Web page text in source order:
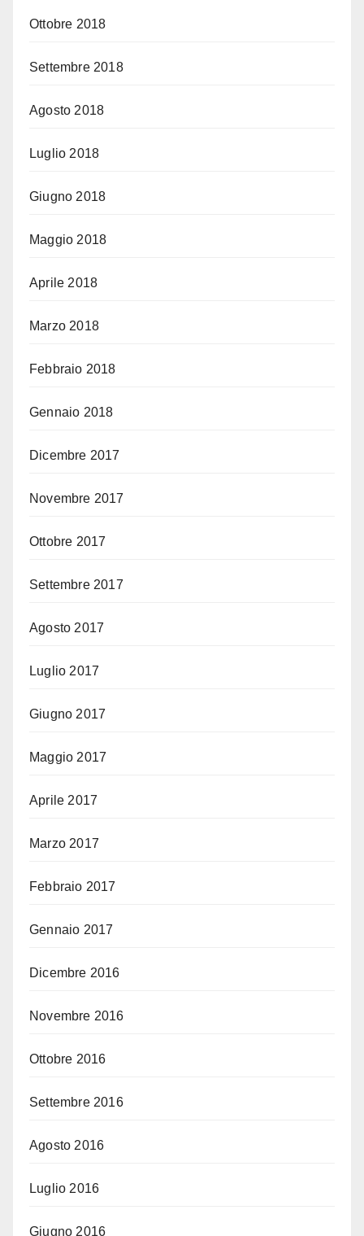
Ottobre 2018
Settembre 2018
Agosto 2018
Luglio 2018
Giugno 2018
Maggio 2018
Aprile 2018
Marzo 2018
Febbraio 2018
Gennaio 2018
Dicembre 2017
Novembre 2017
Ottobre 2017
Settembre 2017
Agosto 2017
Luglio 2017
Giugno 2017
Maggio 2017
Aprile 2017
Marzo 2017
Febbraio 2017
Gennaio 2017
Dicembre 2016
Novembre 2016
Ottobre 2016
Settembre 2016
Agosto 2016
Luglio 2016
Giugno 2016